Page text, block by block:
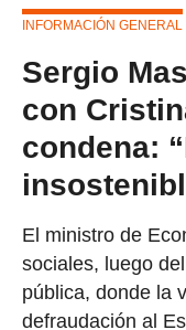
INFORMACIÓN GENERAL
Sergio
con
condena:
El ministro de
sociales, luego
pública, donde la
defraudación al